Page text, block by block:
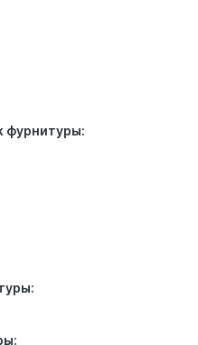
фурнитуры: